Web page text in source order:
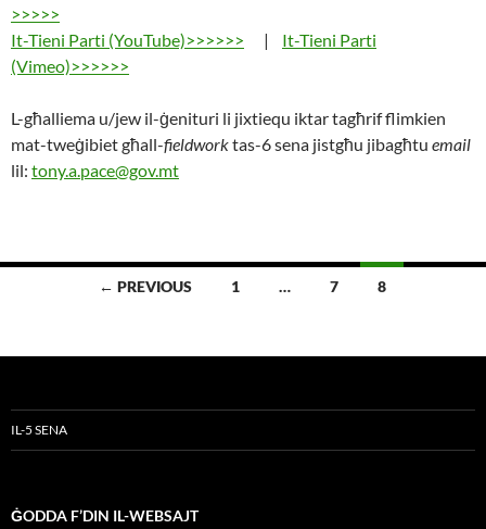
>>>>>
It-Tieni Parti (YouTube)>>>>>> | It-Tieni Parti
(Vimeo)>>>>>>
L-għalliema u/jew il-ġenituri li jixtiequ iktar tagħrif flimkien
mat-tweġibiet għall-fieldworktas-6 sena jistgħu jibagħtu email
lil: tony.a.pace@gov.mt
← PREVIOUS 1 … 7 8
IL-5 SENA
ĠODDA F’DIN IL-WEBSAJT